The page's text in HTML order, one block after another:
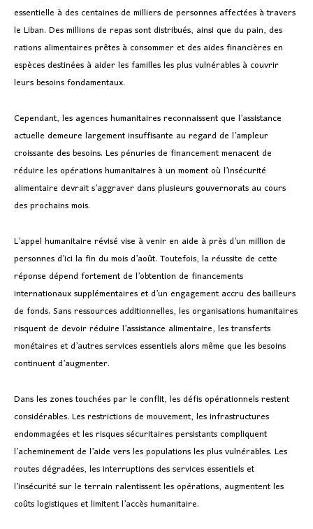
essentielle à des centaines de milliers de personnes affectées à travers
le Liban. Des millions de repas sont distribués, ainsi que du pain, des
rations alimentaires prêtes à consommer et des aides financières en
espèces destinées à aider les familles les plus vulnérables à couvrir
leurs besoins fondamentaux.
Cependant, les agences humanitaires reconnaissent que l’assistance
actuelle demeure largement insuffisante au regard de l’ampleur
croissante des besoins. Les pénuries de financement menacent de
réduire les opérations humanitaires à un moment où l’insécurité
alimentaire devrait s’aggraver dans plusieurs gouvernorats au cours
des prochains mois.
L’appel humanitaire révisé vise à venir en aide à près d’un million de
personnes d’ici la fin du mois d’août. Toutefois, la réussite de cette
réponse dépend fortement de l’obtention de financements
internationaux supplémentaires et d’un engagement accru des bailleurs
de fonds. Sans ressources additionnelles, les organisations humanitaires
risquent de devoir réduire l’assistance alimentaire, les transferts
monétaires et d’autres services essentiels alors même que les besoins
continuent d’augmenter.
Dans les zones touchées par le conflit, les défis opérationnels restent
considérables. Les restrictions de mouvement, les infrastructures
endommagées et les risques sécuritaires persistants compliquent
l’acheminement de l’aide vers les populations les plus vulnérables. Les
routes dégradées, les interruptions des services essentiels et
l’insécurité sur le terrain ralentissent les opérations, augmentent les
coûts logistiques et limitent l’accès humanitaire.